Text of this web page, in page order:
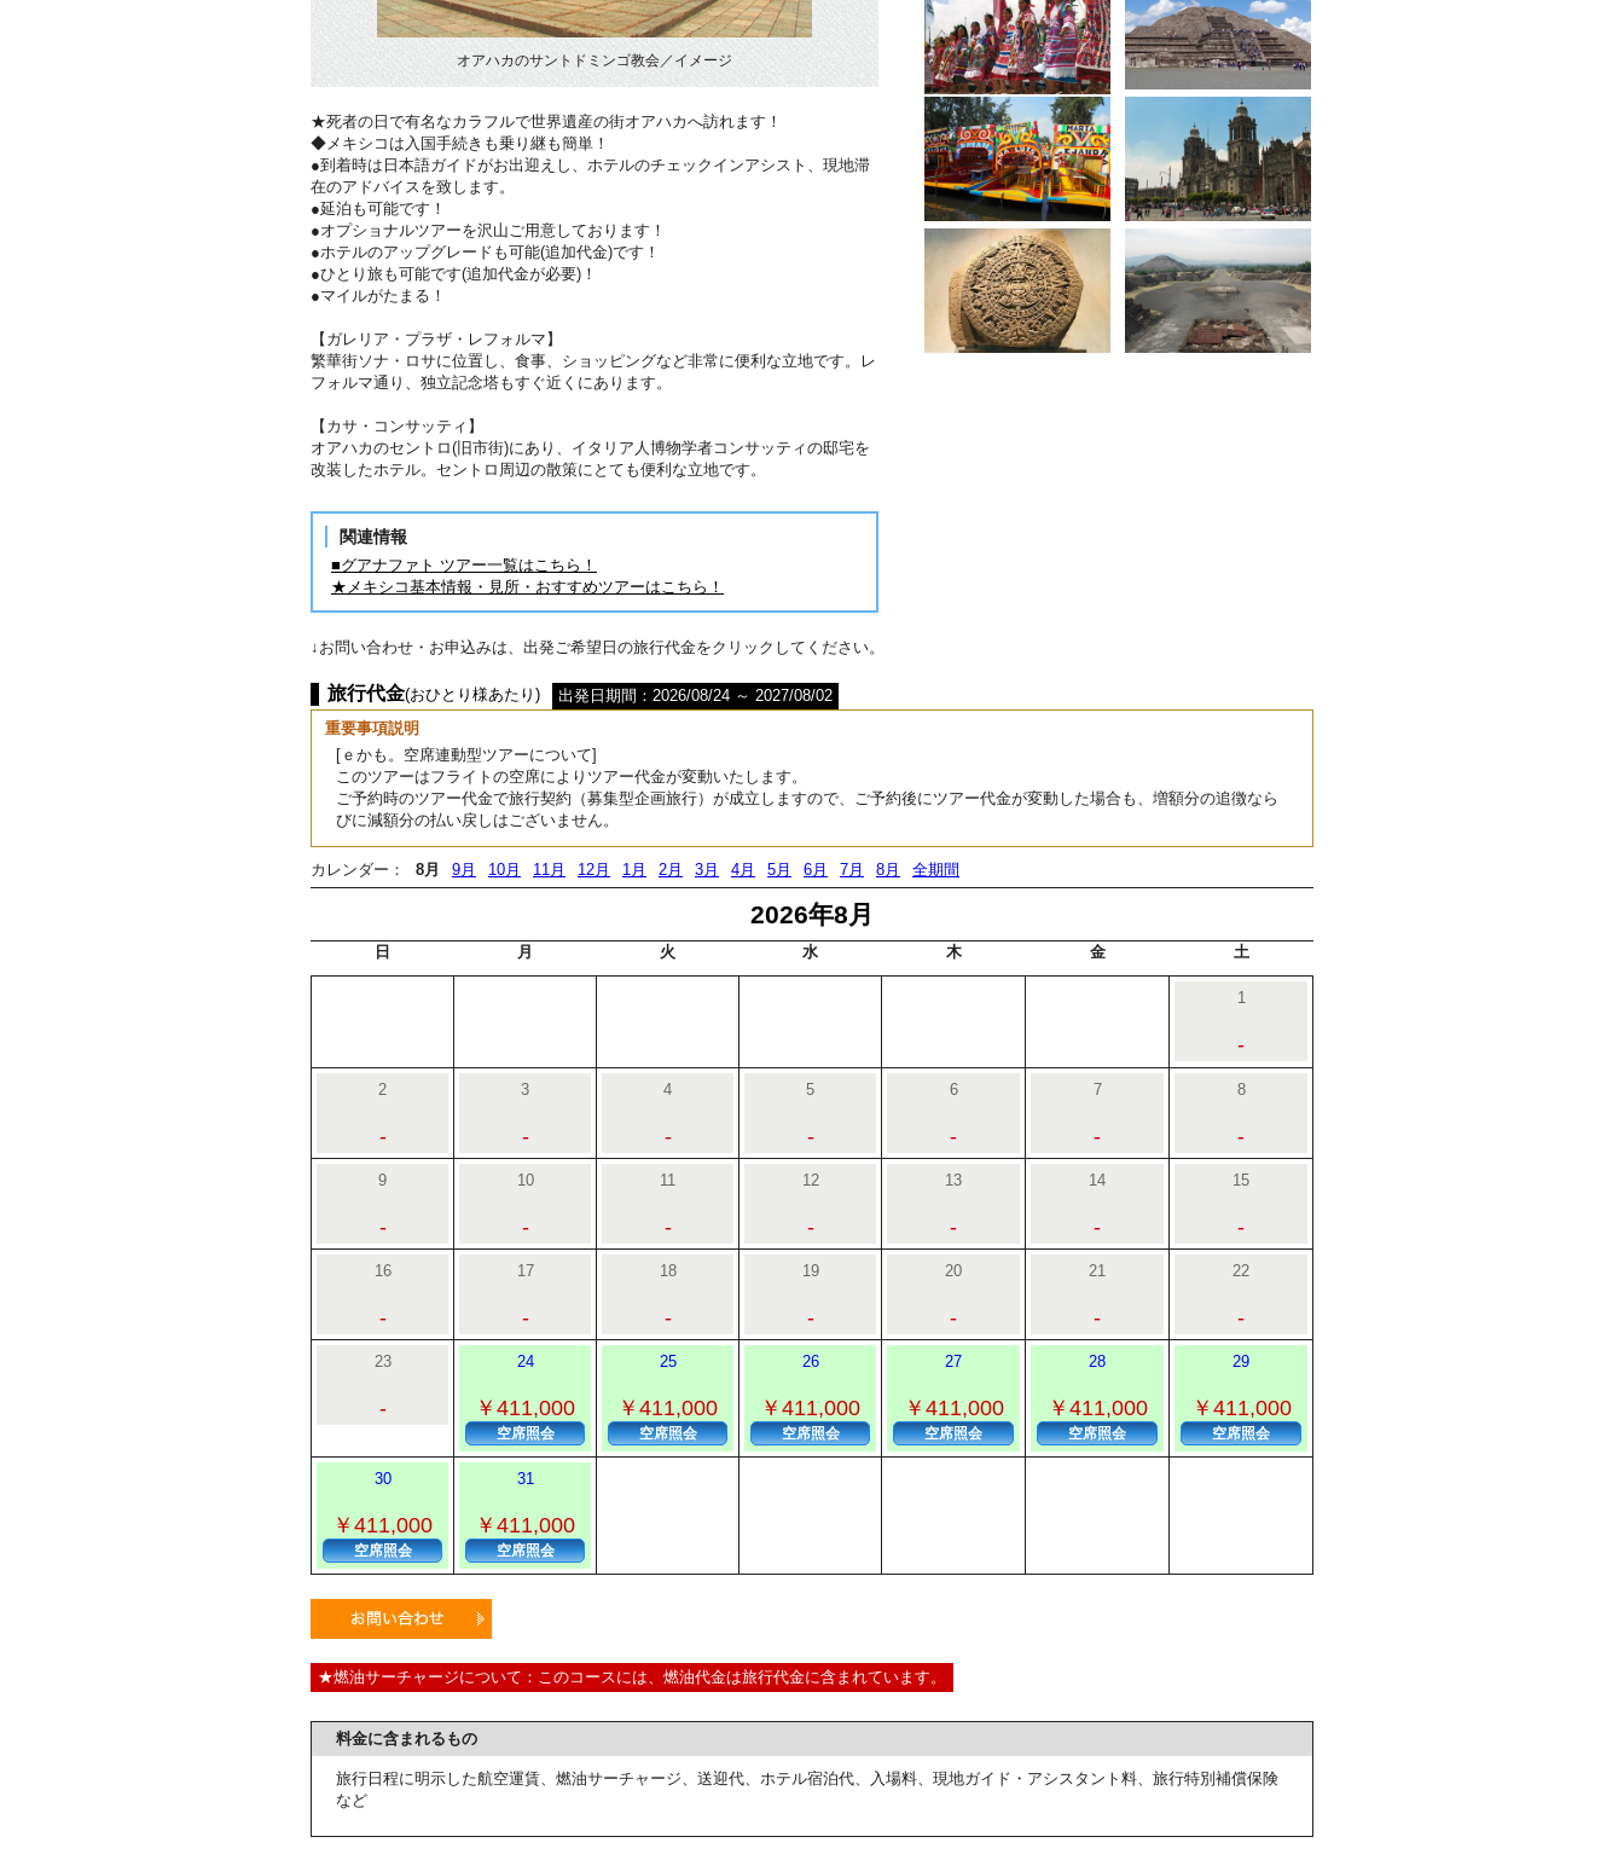
オアハカのサントドミンゴ教会／イメージ
★死者の日で有名なカラフルで世界遺産の街オアハカへ訪れます！
◆メキシコは入国手続きも乗り継も簡単！
●到着時は日本語ガイドがお出迎えし、ホテルのチェックインアシスト、現地滞
在のアドバイスを致します。
●延泊も可能です！
●オプショナルツアーを沢山ご用意しております！
●ホテルのアップグレードも可能(追加代金)です！
●ひとり旅も可能です(追加代金が必要)！
●マイルがたまる！
【ガレリア・プラザ・レフォルマ】
繁華街ソナ・ロサに位置し、食事、ショッピングなど非常に便利な立地です。レ
フォルマ通り、独立記念塔もすぐ近くにあります。
【カサ・コンサッティ】
オアハカのセントロ(旧市街)にあり、イタリア人博物学者コンサッティの邸宅を
改装したホテル。セントロ周辺の散策にとても便利な立地です。
関連情報
■グアナファト ツアー一覧はこちら！
★メキシコ基本情報・見所・おすすめツアーはこちら！
↓お問い合わせ・お申込みは、出発ご希望日の旅行代金をクリックしてください。
旅行代金(おひとり様あたり)
出発日期間：2026/08/24 ～ 2027/08/02
重要事項説明
[ｅかも。空席連動型ツアーについて]
このツアーはフライトの空席によりツアー代金が変動いたします。
ご予約時のツアー代金で旅行契約（募集型企画旅行）が成立しますので、ご予約後にツアー代金が変動した場合も、増額分の追徴なら
びに減額分の払い戻しはございません。
カレンダー： 8月 9月 10月 11月 12月 1月 2月 3月 4月 5月 6月 7月 8月 全期間
2026年8月
日 月 火 水 木 金 土
1
-
2
-
3
-
4
-
5
-
6
-
7
-
8
-
9
-
10
-
11
-
12
-
13
-
14
-
15
-
16
-
17
-
18
-
19
-
20
-
21
-
22
-
23
-
24
￥411,000
空席照会
25
￥411,000
空席照会
26
￥411,000
空席照会
27
￥411,000
空席照会
28
￥411,000
空席照会
29
￥411,000
空席照会
30
￥411,000
空席照会
31
￥411,000
空席照会
★燃油サーチャージについて：このコースには、燃油代金は旅行代金に含まれています。
料金に含まれるもの
旅行日程に明示した航空運賃、燃油サーチャージ、送迎代、ホテル宿泊代、入場料、現地ガイド・アシスタント料、旅行特別補償保険
など